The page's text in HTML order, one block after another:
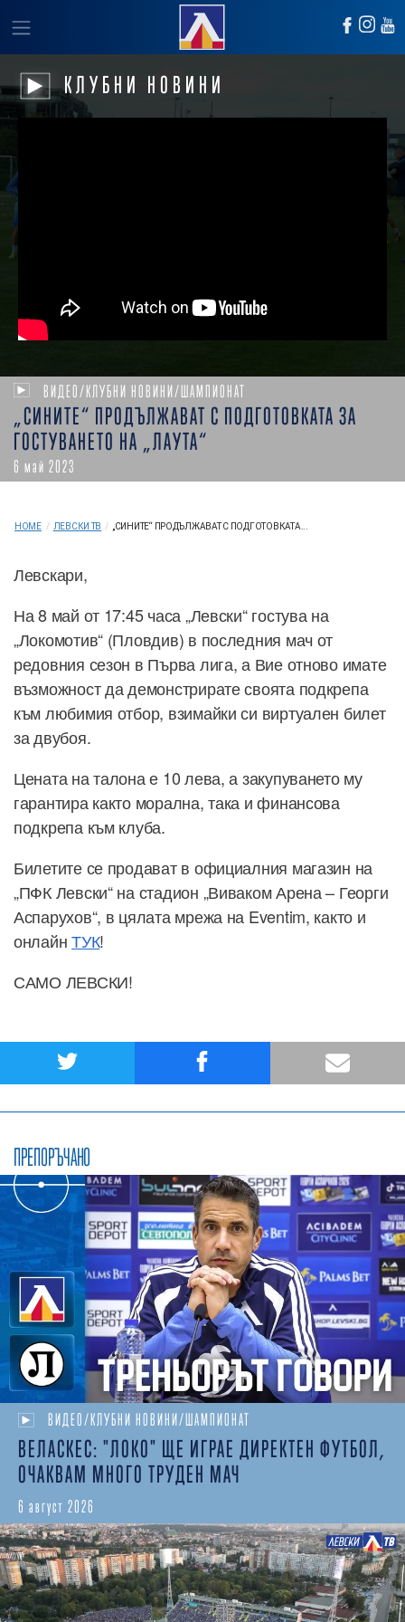
КЛУБНИ НОВИНИ
ВИДЕО/КЛУБНИ НОВИНИ/ШАМПИОНАТ
„СИНИТЕ“ ПРОДЪЛЖАВАТ С ПОДГОТОВКАТА ЗА
ГОСТУВАНЕТО НА „ЛАУТА“
6 май 2023
HOME / ЛЕВСКИ ТВ / „СИНИТЕ“ ПРОДЪЛЖАВАТ С ПОДГОТОВКАТА...
Левскари,
На 8 май от 17:45 часа „Левски“ гостува на
„Локомотив“ (Пловдив) в последния мач от
редовния сезон в Първа лига, а Вие отново имате
възможност да демонстрирате своята подкрепа
към любимия отбор, взимайки си виртуален билет
за двубоя.
Цената на талона е 10 лева, а закупуването му
гарантира както морална, така и финансова
подкрепа към клуба.
Билетите се продават в официалния магазин на
„ПФК Левски“ на стадион „Виваком Арена – Георги
Аспарухов“, в цялата мрежа на Eventim, както и
онлайнТУК!
САМО ЛЕВСКИ!
ПРЕПОРЪЧАНО
ВИДЕО/КЛУБНИ НОВИНИ/ШАМПИОНАТ
ВЕЛАСКЕС: "ЛОКО" ЩЕ ИГРАЕ ДИРЕКТЕН ФУТБОЛ,
ОЧАКВАМ МНОГО ТРУДЕН МАЧ
6 август 2026